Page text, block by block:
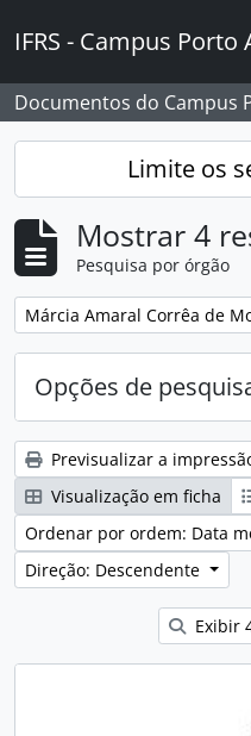
IFRS - Campus Porto
Documentos do Campus
Limite os
Mostrar 4
Pesquisa por órgão
Remover filtro:
Márcia Amaral Corrêa de
Opções de
Previsualizar a
Visualização em ficha
Ordenar por ordem: Data
Direção: Descendente
Exibir